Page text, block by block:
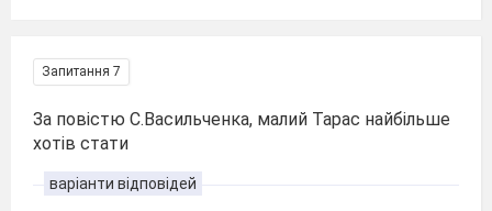
Запитання 7
За повістю С.Васильченка, малий Тарас найбільше
хотів стати
варіанти відповідей